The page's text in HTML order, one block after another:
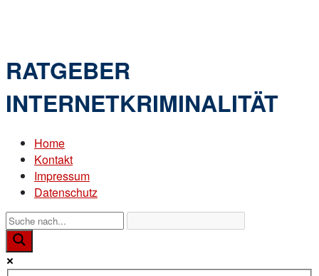
RATGEBER
INTERNETKRIMINALITÄT
Home
Kontakt
Impressum
Datenschutz